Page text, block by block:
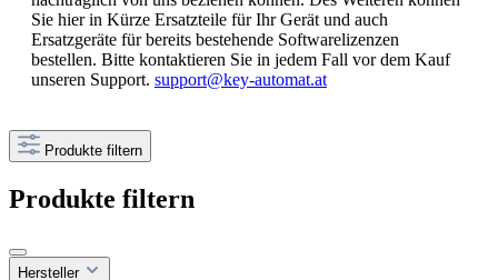
Sie hier in Kürze Ersatzteile für Ihr Gerät und auch
Ersatzgeräte für bereits bestehende Softwarelizenzen
bestellen. Bitte kontaktieren Sie in jedem Fall vor dem Kauf
unseren Support. support@key-automat.at
Produkte filtern
Produkte filtern
Hersteller